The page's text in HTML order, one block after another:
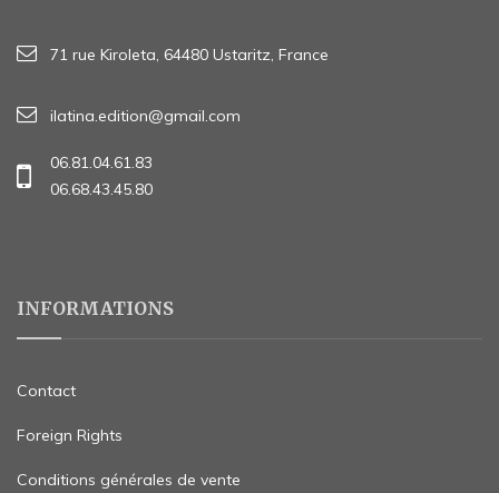
71 rue Kiroleta, 64480 Ustaritz, France
ilatina.edition@gmail.com
06.81.04.61.83
06.68.43.45.80
INFORMATIONS
Contact
Foreign Rights
Conditions générales de vente